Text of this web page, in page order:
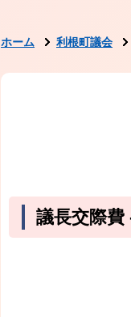
ホーム 利根町議会
議長交際費